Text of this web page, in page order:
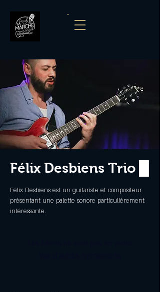
Félix Desbiens Trio █
Félix Desbiens est un guitariste et compositeur
présentant une palette sonore particulièrement
intéressante.